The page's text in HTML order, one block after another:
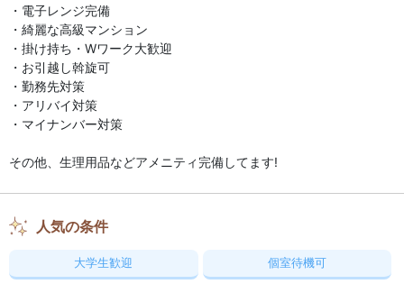
・電子レンジ完備
・綺麗な高級マンション
・掛け持ち・Wワーク大歓迎
・お引越し斡旋可
・勤務先対策
・アリバイ対策
・マイナンバー対策
その他、生理用品などアメニティ完備してます!
人気の条件
大学生歓迎 個室待機可